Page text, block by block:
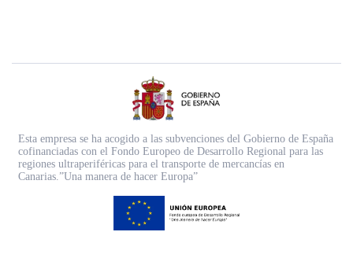
Esta empresa se ha acogido a las subvenciones del Gobierno de España
cofinanciadas con el Fondo Europeo de Desarrollo Regional para las
regiones ultraperiféricas para el transporte de mercancías en
Canarias.”Una manera de hacer Europa”